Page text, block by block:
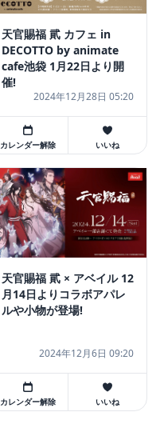
天官賜福 貮 カフェ in
DECOTTO by animate
cafe池袋 1月22日より開
催!
2024年12月28日 05:20
カレンダー解除 いいね
天官賜福 貮 × アベイル 12
月14日よりコラボアパレ
ルや小物が登場!
2024年12月6日 09:20
カレンダー解除 いいね